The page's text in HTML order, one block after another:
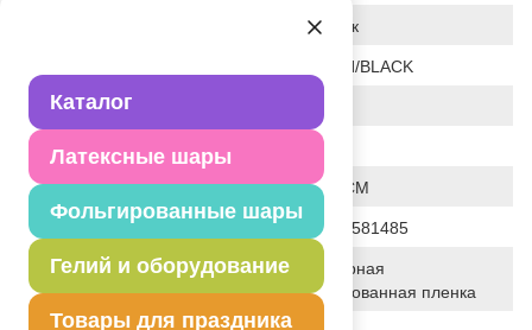
Каталог
Латексные шары
Фольгированные шары
Гелий и оборудование
Товары для праздника
Праздник
ЧЕРНЫЙ/BLACK
Размер
Форма ФИГУРА
Общие размеры 39"/ 99 СМ
4690390581485
Исходный материал
Полимерная
фольгированная пленка